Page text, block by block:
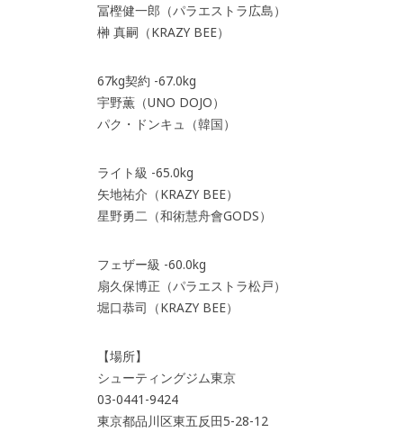
冨樫健一郎（パラエストラ広島）
榊 真嗣（KRAZY BEE）
67kg契約 -67.0kg
宇野薫（UNO DOJO）
パク・ドンキュ（韓国）
ライト級 -65.0kg
矢地祐介（KRAZY BEE）
星野勇二（和術慧舟會GODS）
フェザー級 -60.0kg
扇久保博正（パラエストラ松戸）
堀口恭司（KRAZY BEE）
【場所】
シューティングジム東京
03-0441-9424
東京都品川区東五反田5-28-12